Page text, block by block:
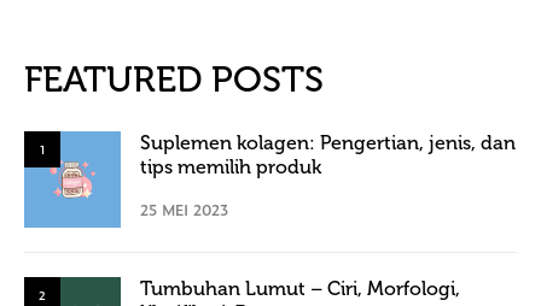
FEATURED POSTS
1
Suplemen kolagen: Pengertian, jenis, dan
tips memilih produk
25 MEI 2023
2
Tumbuhan Lumut – Ciri, Morfologi,